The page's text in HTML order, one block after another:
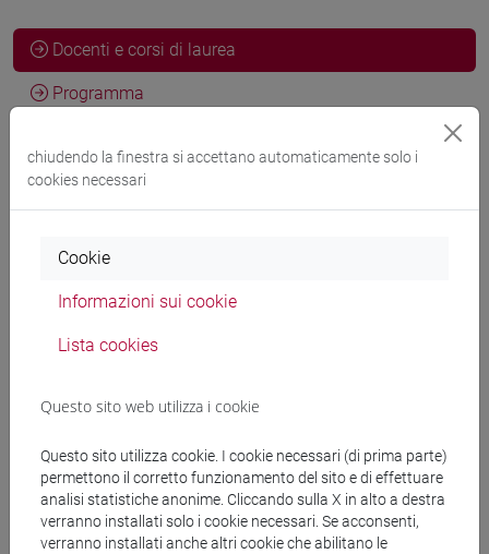
Docenti e corsi di laurea
Programma
Docenti
GALLO Alessandro
Corsi di studio e percorsi
[FT3] LETTERE - Laurea
scienze del testo letterario e della comunicazione
chiudendo la finestra si accettano automaticamente solo i
cookies necessari
Cookie
Informazioni sui cookie
Lista cookies
Questo sito web utilizza i cookie
Questo sito utilizza cookie. I cookie necessari (di prima parte)
permettono il corretto funzionamento del sito e di effettuare
analisi statistiche anonime. Cliccando sulla X in alto a destra
verranno installati solo i cookie necessari. Se acconsenti,
verranno installati anche altri cookie che abilitano le